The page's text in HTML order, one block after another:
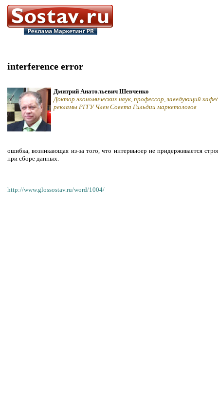
interference error
Дмитрий Анатольевич Шевченко
Доктор экономических наук, профессор, заведующий
рекламы РГГУ Член Совета Гильдии маркетологов
ошибка, возникающая из-за того, что интервьюер не придерживается
при сборе данных.
http://www.glossostav.ru/word/1004/